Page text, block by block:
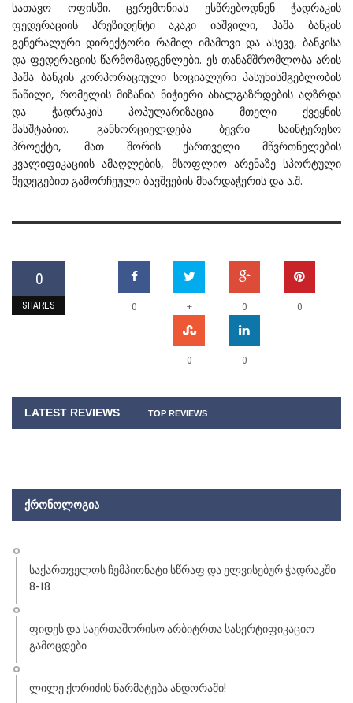
სათავო ოფისში. ცერემონიას ესწრებოდნენ ჭადრაკის
ფედერაციის პრეზიდენტი აკაკი იაშვილი, პაშა ბანკის
გენერალური დირექტორი რამილ იმამოვი და ასევე, ბანკისა
და ფედერაციის წარმომადგენლები. ეს თანამშრომლობა არის
პაშა ბანკის კორპორაციული სოციალური პასუხისმგებლობის
ნაწილი, რომელის მიზანია ნიჭიერი ახალგაზრდების აღზრდა
და ჭადრაკის პოპულარიზაცია მთელი ქვეყნის
მასშტაბით. განხორციელდება ბევრი საინტერესო
პროექტი, მათ შორის ქართველი მწვრთნელების
კვალიფიკაციის ამაღლების, მსოფლიო არენაზე სპორტული
შედეგებით გამორჩეული ბავშვების მხარდაჭერის და ა.შ.
0
SHARES 0 + 0 0
0 0
LATEST REVIEWS TOP REVIEWS
ᲥᲠᲝᲜᲝᲚᲝᲒᲘᲐ
საქართველოს ჩემპიონატი სწრაფ და ელვისებურ ჭადრაკში
8-18
ფიდეს და საერთაშორისო არბიტრთა სასერტიფიკაციო
გამოცდები
ლილე ქორიძის წარმატება ანდორაში!